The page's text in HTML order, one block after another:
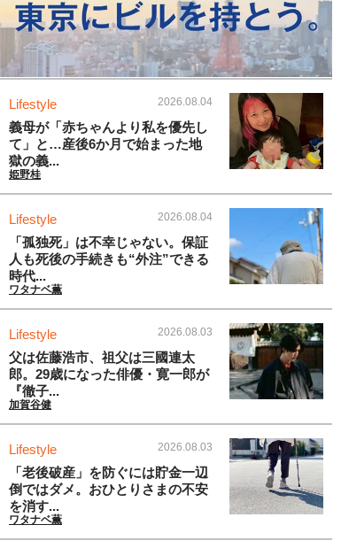
Lifestyle 2026.08.04
義母が「赤ちゃんより私を優先し
て」と…産後6か月で始まった地
獄の義...
姫野桂
Lifestyle 2026.08.04
「孤独死」は不幸じゃない。保証
人も死後の手続きも“外注”できる
時代...
ワタナベ薫
Lifestyle 2026.08.03
父は佐藤浩市、祖父は三國連太
郎。29歳になった俳優・寛一郎が
『徹子...
加賀谷健
Lifestyle 2026.08.03
「老後破産」を防ぐには貯金一辺
倒ではダメ。おひとりさまの不安
を消す...
ワタナベ薫